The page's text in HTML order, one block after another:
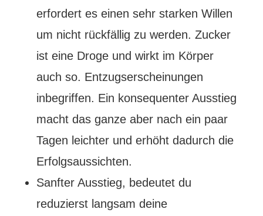
erfordert es einen sehr starken Willen
um nicht rückfällig zu werden. Zucker
ist eine Droge und wirkt im Körper
auch so. Entzugserscheinungen
inbegriffen. Ein konsequenter Ausstieg
macht das ganze aber nach ein paar
Tagen leichter und erhöht dadurch die
Erfolgsaussichten.
Sanfter Ausstieg, bedeutet du
reduzierst langsam deine